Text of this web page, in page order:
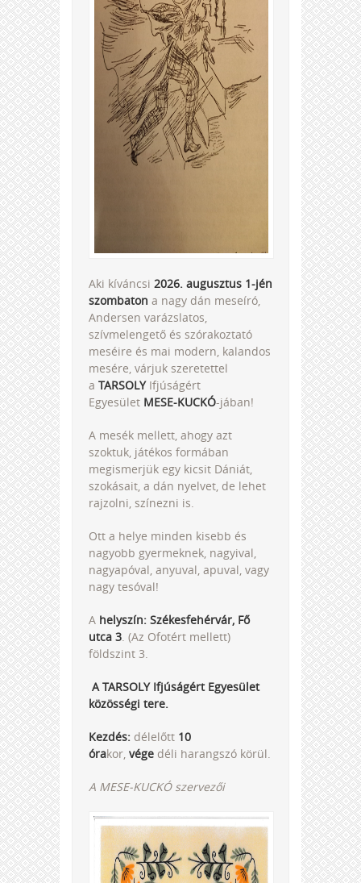
Aki kíváncsi 2026. augusztus 1-jén
szombaton a nagy dán meseíró,
Andersen varázslatos,
szívmelengető és szórakoztató
meséire és mai modern, kalandos
mesére, várjuk szeretettel
a TARSOLY Ifjúságért
Egyesület MESE-KUCKÓ-jában!
A mesék mellett, ahogy azt
szoktuk, játékos formában
megismerjük egy kicsit Dániát,
szokásait, a dán nyelvet, de lehet
rajzolni, színezni is.
Ott a helye minden kisebb és
nagyobb gyermeknek, nagyival,
nagyapóval, anyuval, apuval, vagy
nagy tesóval!
A helyszín: Székesfehérvár, Fő
utca 3. (Az Ofotért mellett)
földszint 3.
A TARSOLY Ifjúságért Egyesület
közösségi tere.
Kezdés: délelőtt 10
órakor, vége déli harangszó körül.
A MESE-KUCKÓ szervezői